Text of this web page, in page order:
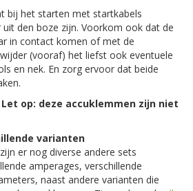
bij het starten met startkabels
den boze zijn. Voorkom ook dat de
in contact komen of met de
(vooraf) het liefst ook eventuele
en nek. En zorg ervoor dat beide
Let op: deze accuklemmen zijn niet
varianten
er nog diverse andere sets
amperages, verschillende
naast andere varianten die